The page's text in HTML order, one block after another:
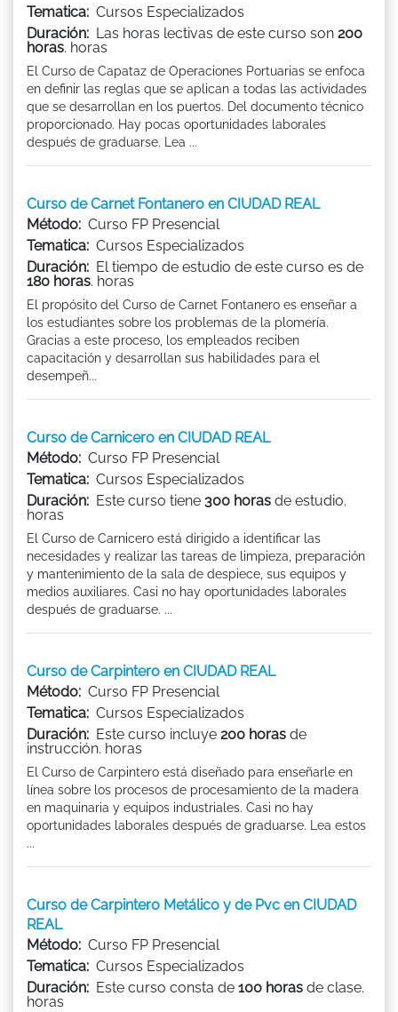
Tematica: Cursos Especializados
Duración: Las horas lectivas de este curso son 200
horas. horas
El Curso de Capataz de Operaciones Portuarias se enfoca
en definir las reglas que se aplican a todas las actividades
que se desarrollan en los puertos. Del documento técnico
proporcionado. Hay pocas oportunidades laborales
después de graduarse. Lea ...
Curso de Carnet Fontanero en CIUDAD REAL
Método: Curso FP Presencial
Tematica: Cursos Especializados
Duración: El tiempo de estudio de este curso es de
180 horas. horas
El propósito del Curso de Carnet Fontanero es enseñar a
los estudiantes sobre los problemas de la plomería.
Gracias a este proceso, los empleados reciben
capacitación y desarrollan sus habilidades para el
desempeñ...
Curso de Carnicero en CIUDAD REAL
Método: Curso FP Presencial
Tematica: Cursos Especializados
Duración: Este curso tiene 300 horas de estudio.
horas
El Curso de Carnicero está dirigido a identificar las
necesidades y realizar las tareas de limpieza, preparación
y mantenimiento de la sala de despiece, sus equipos y
medios auxiliares. Casi no hay oportunidades laborales
después de graduarse. ...
Curso de Carpintero en CIUDAD REAL
Método: Curso FP Presencial
Tematica: Cursos Especializados
Duración: Este curso incluye 200 horas de
instrucción. horas
El Curso de Carpintero está diseñado para enseñarle en
línea sobre los procesos de procesamiento de la madera
en maquinaria y equipos industriales. Casi no hay
oportunidades laborales después de graduarse. Lea estos
...
Curso de Carpintero Metálico y de Pvc en CIUDAD
REAL
Método: Curso FP Presencial
Tematica: Cursos Especializados
Duración: Este curso consta de 100 horas de clase.
horas